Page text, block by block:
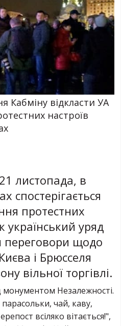
Кабміну відкласти УА
настроїв
листопада, в
спостерігається
протестних
український уряд
переговори щодо
і Брюсселя
вільної торгівлі.
монументом Незалежності.
чай, каву,
всіляко вітається!",